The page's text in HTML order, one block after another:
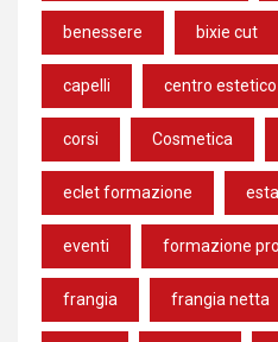
benessere bixie cut
capelli centro estetico
corsi Cosmetica
eclet formazione
eventi formazione
frangia frangia netta